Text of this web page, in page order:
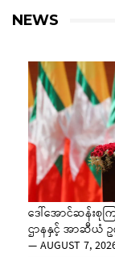
NEWS
ဒေါ်အောင်ဆန်းစုက
ဌာနနှင့် အာဆီယံ ဥ
—AUGUST 7,